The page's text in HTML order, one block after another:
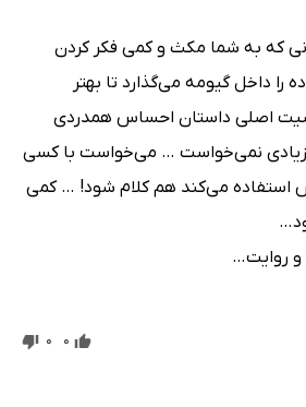
که به شما مکث و کمی فکر کردن
داخل گیومه می‌گذارد تا بهتر
اصلی داستان احساس همدردی
زیادی نمی‌خواست … می‌خواست با کسی
استفاده می‌کند هم کلام شود! … کمی
و روایت…
0
0